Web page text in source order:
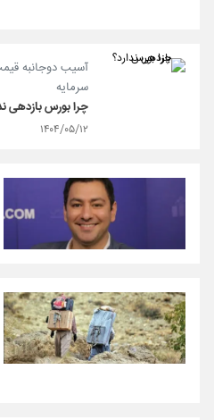
آسیب دوجانبه
سرمایه
چرا بورس بازدهی
۱۴۰۴/۰۵/۱۲